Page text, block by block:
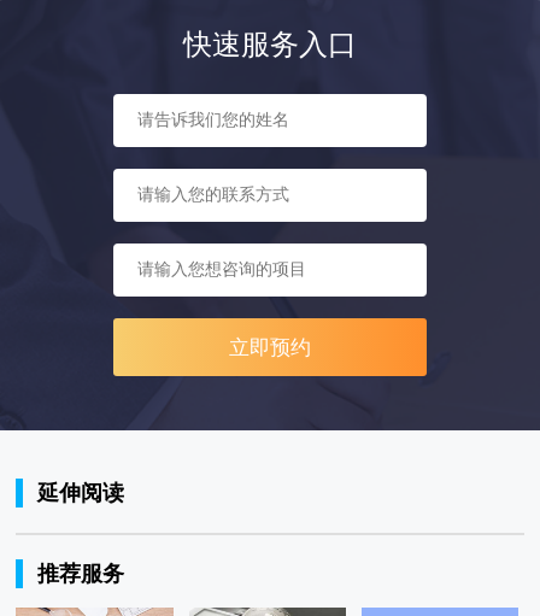
快速服务入口
立即预约
延伸阅读
推荐服务